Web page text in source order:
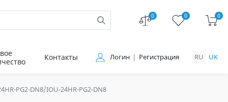
0 0 0
Контакты Логин Регистрация RU UK
PG2-DN8/IOU-24HR-PG2-DN8